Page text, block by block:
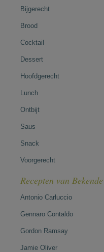
Bijgerecht
Brood
Cocktail
Dessert
Hoofdgerecht
Lunch
Ontbijt
Saus
Snack
Voorgerecht
Recepten van
Antonio Carluccio
Gennaro Contaldo
Gordon Ramsay
Jamie Oliver